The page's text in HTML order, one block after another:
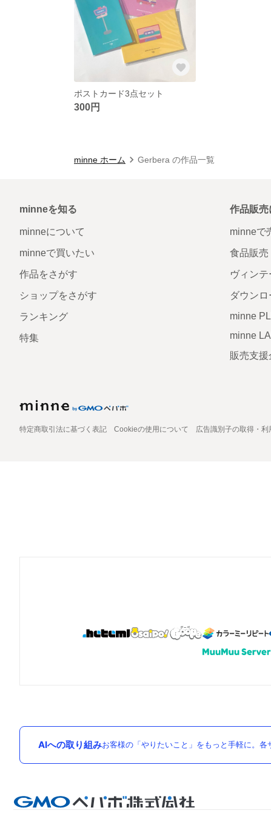
ポストカード3点セット
300円
minne ホーム Gerbera の作品一覧
minneを知る
minneについて
minneで買いたい
作品をさがす
ショップをさがす
ランキング
特集
作品販売
minneで
食品販売
ヴィン
ダウン
minne
minne
販売支援
特定商取引法に基づく表記 Cookieの使用について 広告識別子の取得・利
AIへの取り組みお客様の「やりたいこと」をもっと手軽に。